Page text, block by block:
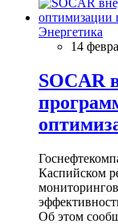
Энергетика
14
SOCAR
Каспийском
Об этом